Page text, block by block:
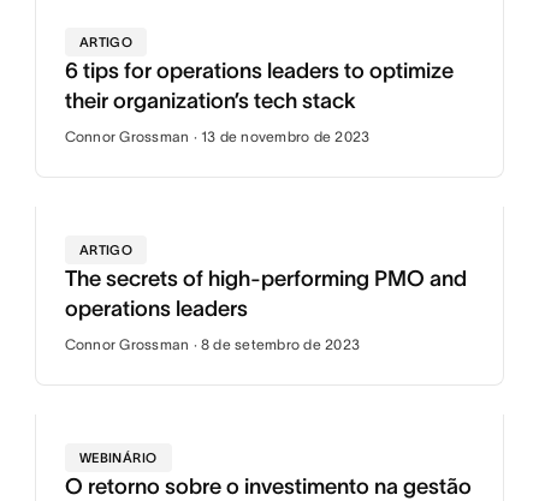
ARTIGO
6 tips for operations leaders to optimize
their organization’s tech stack
Connor Grossman · 13 de novembro de 2023
ARTIGO
The secrets of high-performing PMO and
operations leaders
Connor Grossman · 8 de setembro de 2023
WEBINÁRIO
O retorno sobre o investimento na gestão